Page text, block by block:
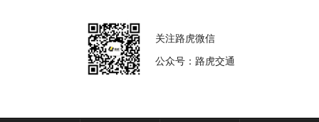
关注路虎微信
公众号：路虎交通